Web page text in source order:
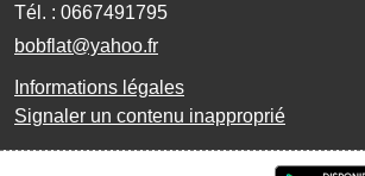
Tél. : 0667491795
bobflat@yahoo.fr
Informations légales
Signaler un contenu inapproprié